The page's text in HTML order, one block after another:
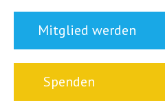
Mitglied werden
Spenden